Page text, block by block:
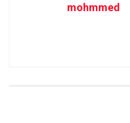
mohmmed